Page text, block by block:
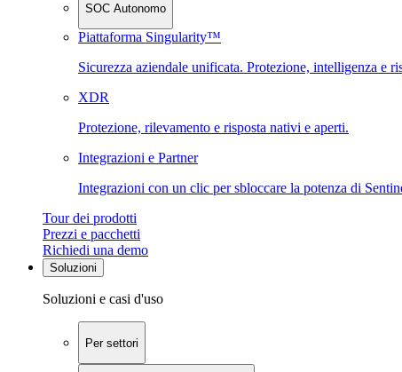
SOC Autonomo
Piattaforma Singularity™
Sicurezza aziendale unificata. Protezione, intelligenza e
XDR
Protezione, rilevamento e risposta nativi e aperti.
Integrazioni e Partner
Integrazioni con un clic per sbloccare la potenza di
Tour dei prodotti
Prezzi e pacchetti
Richiedi una demo
Soluzioni
Soluzioni e casi d'uso
Per settori